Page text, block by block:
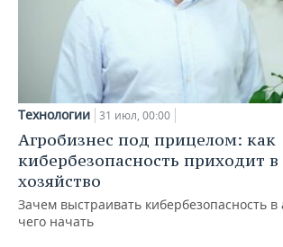
Технологии 31 июл, 00:00
Агробизнес под прицелом: как
кибербезопасность приходит в
хозяйство
Зачем выстраивать кибербезопасность в
чего начать